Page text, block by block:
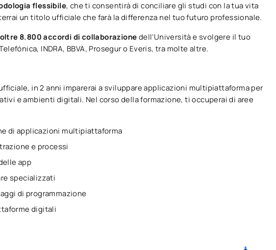
flessibile, che ti consentirà di conciliare gli studi con la tua vita
un titolo ufficiale che farà la differenza nel tuo futuro professionale.
oltre 8.800 accordi di collaborazionedell’Università e svolgere il tuo
INDRA, BBVA, Prosegur o Everis, tra molte altre.
in 2 anni imparerai a sviluppare applicazioni multipiattaforma per
e ambienti digitali. Nel corso della formazione, ti occuperai di aree
di applicazioni multipiattaforma
e processi
app
specializzati
di programmazione
digitali